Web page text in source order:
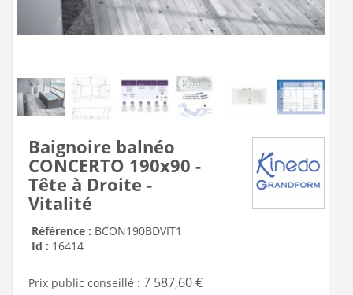
Baignoire balnéo
CONCERTO 190x90 -
Tête à Droite -
Vitalité
Référence : BCON190BDVIT1
Id : 16414
Prix public conseillé : 7 587,60 €